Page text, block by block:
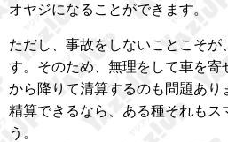
オヤジになることができます。
ただし、事故をしないことこそが
す。そのため、無理をして車を寄
から降りて清算するのも問題あり
精算できるなら、ある種それもス
う。